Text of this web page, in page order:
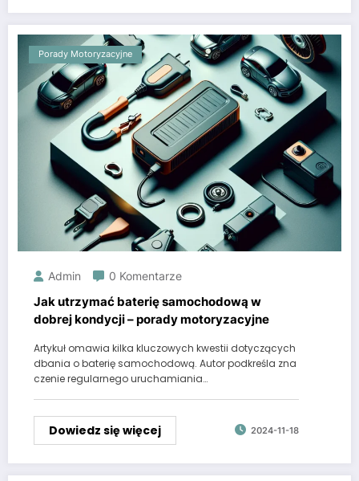
Porady Motoryzacyjne
Admin 0 Komentarze
Jak utrzymać baterię samochodową w
dobrej kondycji – porady motoryzacyjne
Artykuł omawia kilka kluczowych kwestii dotyczących
dbania o baterię samochodową. Autor podkreśla zna
czenie regularnego uruchamiania…
Dowiedz się więcej 2024-11-18